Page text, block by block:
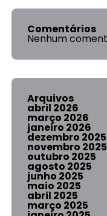
Comentários
Nenhum
Arquivos
abril 2026
março 2026
janeiro 2026
dezembro 2025
novembro 2025
outubro 2025
agosto 2025
junho 2025
maio 2025
abril 2025
março 2025